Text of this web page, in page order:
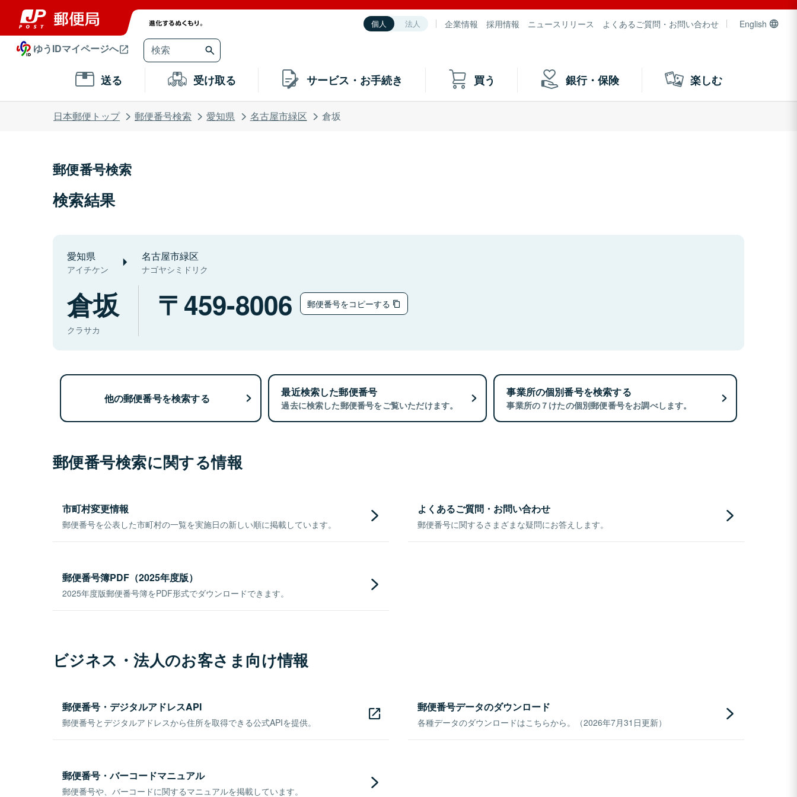
個人 法人 企業情報 採用情報 ニュースリリース よくあるご質問・お問い合わせ English
ゆうIDマイページへ
送る 受け取る サービス・お手続き 買う 銀行・保険 楽しむ
日本郵便トップ 郵便番号検索 愛知県 名古屋市緑区 倉坂
郵便番号検索
検索結果
愛知県
アイチケン
名古屋市緑区
ナゴヤシミドリク
倉坂
クラサカ
459-8006 郵便番号をコピーする
他の郵便番号を検索する 最近検索した郵便番号
過去に検索した郵便番号をご覧いただけます。
事業所の個別番号を検索する
事業所の７けたの個別郵便番号をお調べします。
郵便番号検索に関する情報
市町村変更情報
郵便番号を公表した市町村の一覧を実施日の新しい順に掲載しています。
よくあるご質問・お問い合わせ
郵便番号に関するさまざまな疑問にお答えします。
郵便番号簿PDF（2025年度版）
2025年度版郵便番号簿をPDF形式でダウンロードできます。
ビジネス・法人のお客さま向け情報
郵便番号・デジタルアドレスAPI
郵便番号とデジタルアドレスから住所を取得できる公式APIを提供。
郵便番号データのダウンロード
各種データのダウンロードはこちらから。（2026年7月31日更新）
郵便番号・バーコードマニュアル
郵便番号や、バーコードに関するマニュアルを掲載しています。